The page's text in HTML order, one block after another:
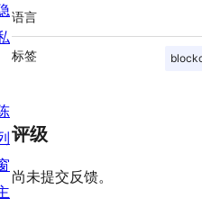
语言
标签
评级
尚未提交反馈。